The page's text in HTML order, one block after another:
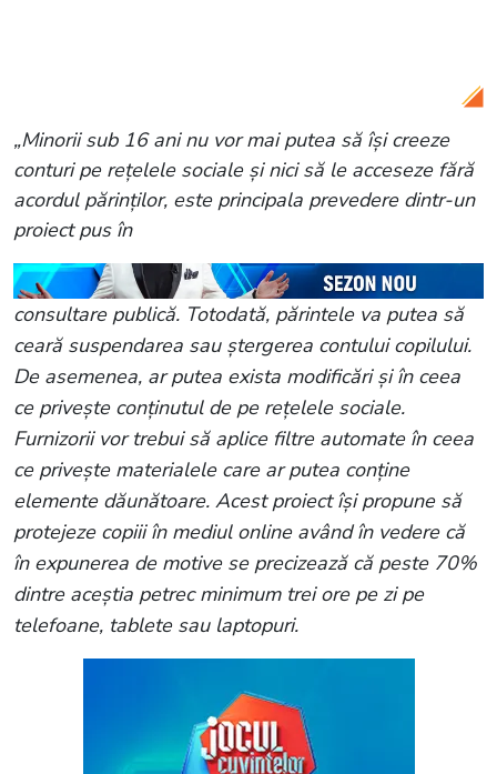
„Minorii sub 16 ani nu vor mai putea să își creeze
conturi pe rețelele sociale și nici să le acceseze fără
acordul părinților, este principala prevedere dintr-un
proiect pus în
consultare publică. Totodată, părintele va putea să
ceară suspendarea sau ștergerea contului copilului.
De asemenea, ar putea exista modificări și în ceea
ce privește conținutul de pe rețelele sociale.
Furnizorii vor trebui să aplice filtre automate în ceea
ce privește materialele care ar putea conține
elemente dăunătoare. Acest proiect își propune să
protejeze copiii în mediul online având în vedere că
în expunerea de motive se precizează că peste 70%
dintre aceștia petrec minimum trei ore pe zi pe
telefoane, tablete sau laptopuri.